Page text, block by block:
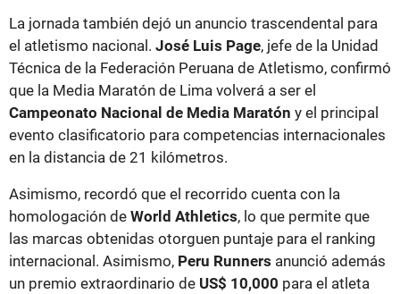
La jornada también dejó un anuncio trascendental para
el atletismo nacional. José Luis Page, jefe de la Unidad
Técnica de la Federación Peruana de Atletismo, confirmó
que la Media Maratón de Lima volverá a ser el
Campeonato Nacional de Media Maratón y el principal
evento clasificatorio para competencias internacionales
en la distancia de 21 kilómetros.
Asimismo, recordó que el recorrido cuenta con la
homologación de World Athletics, lo que permite que
las marcas obtenidas otorguen puntaje para el ranking
internacional. Asimismo, Peru Runners anunció además
un premio extraordinario de US$ 10,000 para el atleta